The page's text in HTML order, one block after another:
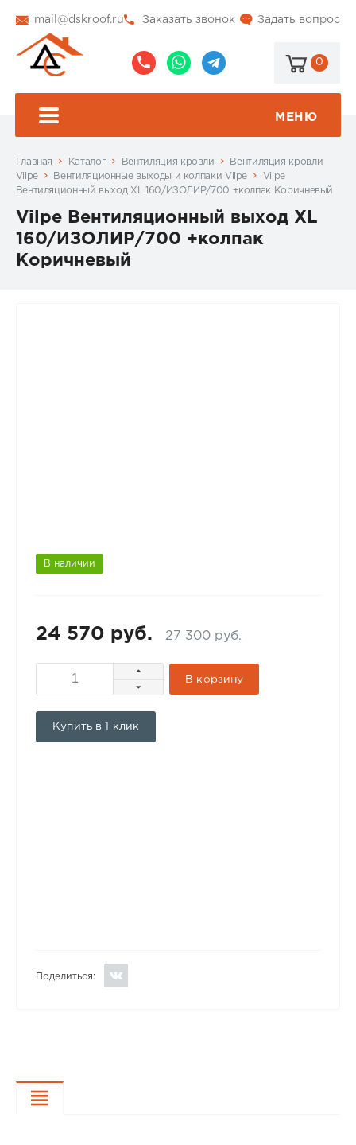
mail@dskroof.ru Задать вопрос
Заказать звонок
0
МЕНЮ
Главная Каталог Вентиляция кровли
Вентиляция кровли
Vilpe
Вентиляционные выходы и колпаки Vilpe
Vilpe
Вентиляционный выход XL 160/ИЗОЛИР/700 +колпак Коричневый
Vilpe Вентиляционный выход XL
160/ИЗОЛИР/700 +колпак
Коричневый
В наличии
24 570 руб. 27 300 руб.
В корзину
Купить в 1 клик
Поделиться: